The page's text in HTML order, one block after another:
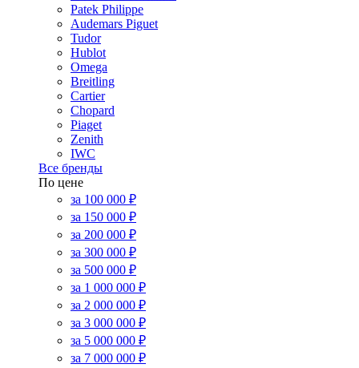
Patek Philippe
Audemars Piguet
Tudor
Hublot
Omega
Breitling
Cartier
Chopard
Piaget
Zenith
IWC
Все бренды
По цене
за 100 000 ₽
за 150 000 ₽
за 200 000 ₽
за 300 000 ₽
за 500 000 ₽
за 1 000 000 ₽
за 2 000 000 ₽
за 3 000 000 ₽
за 5 000 000 ₽
за 7 000 000 ₽